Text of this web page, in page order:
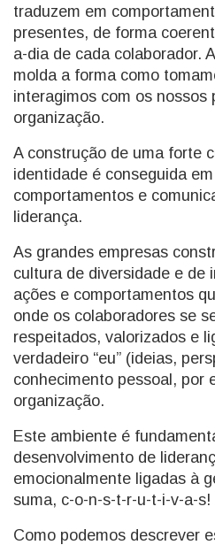
traduzem em
presentes, de forma
a-dia de cada colaborador.
molda a forma como
interagimos com os nossos
organização.
A construção de uma forte
identidade é conseguida
comportamentos e
liderança.
As grandes empresas
cultura de diversidade e de
ações e comportamentos
onde os colaboradores se
respeitados, valorizados e
verdadeiro “eu” (ideias,
conhecimento pessoal, por
organização.
Este ambiente é
desenvolvimento de
emocionalmente ligadas à
suma, c-o-n-s-t-r-u-t-i-v-a-s!
Como podemos descrever